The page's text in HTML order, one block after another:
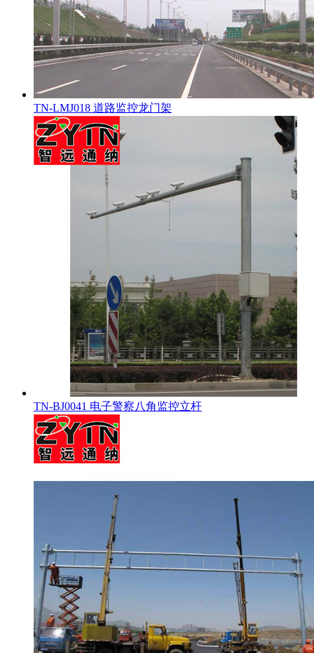
TN-LMJ018 道路监控龙门架
TN-BJ0041 电子警察八角监控立杆